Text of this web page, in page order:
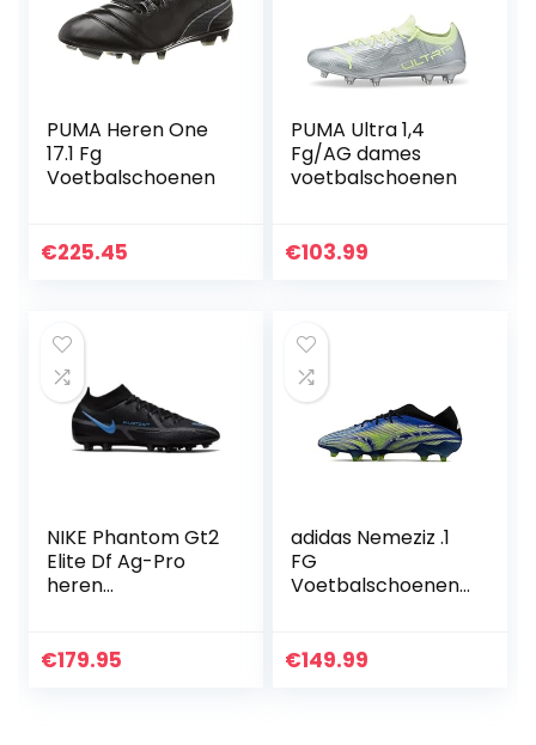
PUMA Heren One
17.1 Fg
Voetbalschoenen
€225.45
PUMA Ultra 1,4
Fg/AG dames
voetbalschoenen
€103.99
NIKE Phantom Gt2
Elite Df Ag-Pro
heren
€179.95
adidas Nemeziz .1
FG
Voetbalschoenen
€149.99